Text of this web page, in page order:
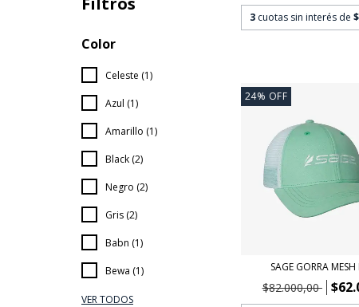
Color
Celeste (1)
Azul (1)
Amarillo (1)
Black (2)
Negro (2)
Gris (2)
Babn (1)
Bewa (1)
VER TODOS
3 cuotas sin interés de
24% OFF
SAGE GORRA
$82.000,00